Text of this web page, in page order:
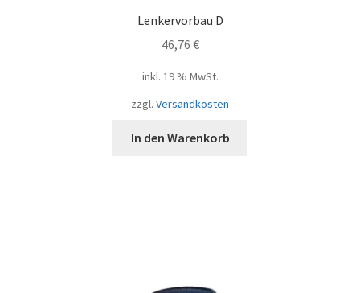
Lenkervorbau D
46,76 €
inkl. 19 % MwSt.
zzgl. Versandkosten
In den Warenkorb